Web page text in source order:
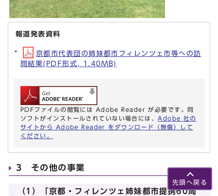
報道発表資料
京都市代表団の姉妹都市フィレンツェ市等への訪
問結果(PDF形式, 1.40MB)
PDFファイルの閲覧には Adobe Reader が必要です。同
ソフトがインストールされていない場合には、 Adobe 社の
サイトから Adobe Reader をダウンロード（無償）して
ください。
3 その他の事業
（1）「京都・フィレンツェ姉妹都市提携60周
先頭へ戻る